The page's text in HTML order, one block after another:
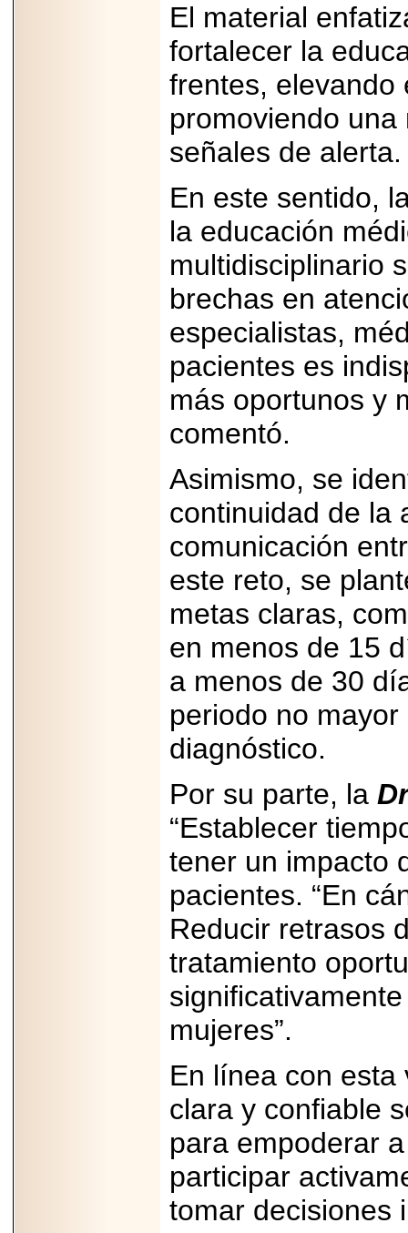
El material
fortalecer la
frentes, elevando
promoviendo
señales de alerta.
En este sentido,
la educación
multidisciplinario
brechas en
especialistas,
pacientes es
más oportunos y
comentó.
Asimismo, se
continuidad de la
comunicación
este reto, se
metas claras,
en menos de 15
a menos de 30
periodo no
diagnóstico.
Por su parte, la
“Establecer
tener un impacto
pacientes. “En
Reducir retrasos
tratamiento
mujeres”.
En línea con esta
clara y confiable
para empoderar
participar
tomar decisiones